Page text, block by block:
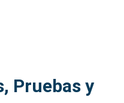
Pruebas y